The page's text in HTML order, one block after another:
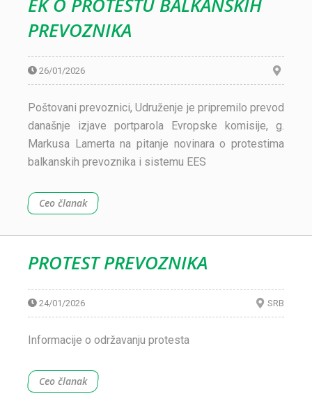
PREVOZNIKA
26/01/2026
Poštovani prevoznici, Udruženje je pripremilo prevod
današnje izjave portparola Evropske komisije, g.
Markusa Lamerta na pitanje novinara o protestima
balkanskih prevoznika i sistemu EES
Ceo članak
PROTEST PREVOZNIKA
24/01/2026 SRB
Informacije o održavanju protesta
Ceo članak